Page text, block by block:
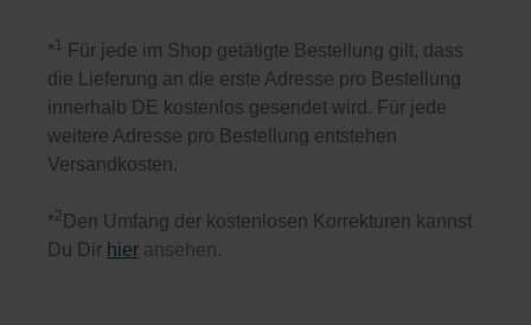
*1
Für jede im Shop getätigte Bestellung gilt, dass
die Lieferung an die erste Adresse pro Bestellung
innerhalb DE kostenlos gesendet wird. Für jede
weitere Adresse pro Bestellung entstehen
Versandkosten.
*2 Den Umfang der kostenlosen Korrekturen kannst
Du Dir hier ansehen.